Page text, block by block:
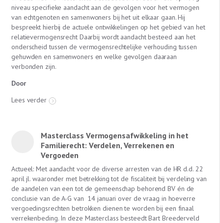
niveau specifieke aandacht aan de gevolgen voor het vermogen
van echtgenoten en samenwoners bij het uit elkaar gaan. Hij
bespreekt hierbij de actuele ontwikkelingen op het gebied van het
relatievermogensrecht Daarbij wordt aandacht besteed aan het
onderscheid tussen de vermogensrechtelijke verhouding tussen
gehuwden en samenwoners en welke gevolgen daaraan
verbonden zijn.
Door
Lees verder
Masterclass Vermogensafwikkeling in het
Familierecht: Verdelen, Verrekenen en
Vergoeden
Actueel: Met aandacht voor de diverse arresten van de HR d.d. 22
april jl. waaronder met betrekking tot de fiscaliteit bij verdeling van
de aandelen van een tot de gemeenschap behorend BV én de
conclusie van de A-G van 14 januari over de vraag in hoeverre
vergoedingsrechten betrokken dienen te worden bij een finaal
verrekenbeding. In deze Masterclass besteedt Bart Breederveld